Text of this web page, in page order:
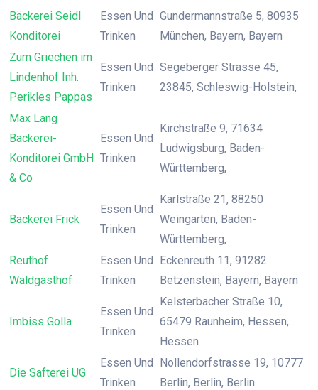
Bäckerei Seidl
Konditorei
Essen Und
Trinken
Gundermannstraße 5, 80935
München, Bayern, Bayern
Zum Griechen im
Lindenhof Inh.
Perikles Pappas
Essen Und
Trinken
Segeberger Strasse 45,
23845, Schleswig-Holstein,
Max Lang
Bäckerei-
Konditorei GmbH
& Co
Essen Und
Trinken
Kirchstraße 9, 71634
Ludwigsburg, Baden-
Württemberg,
Bäckerei Frick
Essen Und
Trinken
Karlstraße 21, 88250
Weingarten, Baden-
Württemberg,
Reuthof
Waldgasthof
Essen Und
Trinken
Eckenreuth 11, 91282
Betzenstein, Bayern, Bayern
Imbiss Golla
Essen Und
Trinken
Kelsterbacher Straße 10,
65479 Raunheim, Hessen,
Hessen
Die Safterei UG
Essen Und
Trinken
Nollendorfstrasse 19, 10777
Berlin, Berlin, Berlin